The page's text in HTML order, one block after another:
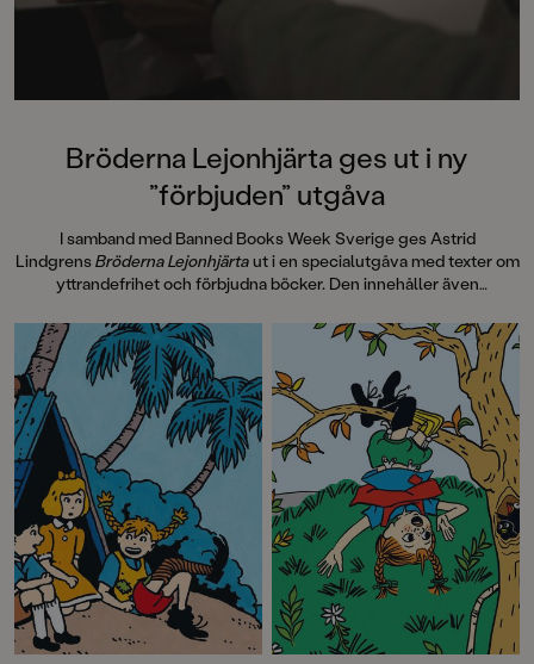
Bröderna Lejonhjärta ges ut i ny
”förbjuden” utgåva
I samband med Banned Books Week Sverige ges Astrid
LindgrensBröderna Lejonhjärtaut i en specialutgåva med texter om
yttrandefrihet och förbjudna böcker. Den innehåller även
exemplar, sk Samizdat, via hemliga nätverk i Tjeckoslovakien under
Kalla kriget på 80-talet. Pocketutgåvan avslutas med efterord av
Laurie Halse Anderson, 2023 års mottagare av Astrid Lindgren
Memorial Award, som vi även publicerar här.